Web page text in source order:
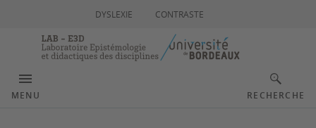
DYSLEXIE CONTRASTE
MENU RECHERCHE